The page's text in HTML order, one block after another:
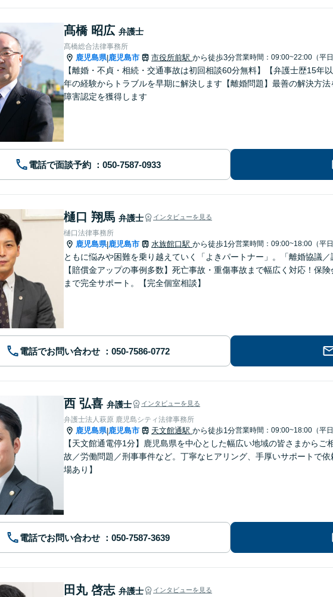
髙橋 昭広 弁護士
髙橋総合法律事務所
鹿児島県|鹿児島市 市役所前駅 から徒歩3分営業時間：09:00~22:00（平日
【離婚・不貞・相続・交通事故は初回相談60分無料】【弁護士歴15年
年の経験からトラブルを早期に解決します【離婚問題】最善の解決方
障害認定を獲得します
電話で面談予約
樋口 翔馬 弁護士 インタビューを見る
樋口法律事務所
鹿児島県|鹿児島市 水族館口駅 から徒歩1分営業時間：09:00~18:00（平日
ともに悩みや困難を乗り越えていく「よきパートナー」。「離婚協議
【賠償金アップの事例多数】死亡事故・重傷事故まで幅広く対応！保
まで完全サポート。【完全個室相談】
電話でお問い合わせ
西 弘喜 弁護士 インタビューを見る
弁護士法人萩原 鹿児島シティ法律事務所
鹿児島県|鹿児島市 天文館通駅 から徒歩1分営業時間：09:00~18:00（平日
【天文館通電停1分】鹿児島県を中心とした幅広い地域の皆さまから
故／労働問題／刑事事件など。丁寧なヒアリング、手厚いサポートで
場あり】
電話でお問い合わせ
田丸 啓志 弁護士 インタビューを見る